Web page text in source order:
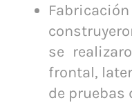
se
frontal,
de pruebas